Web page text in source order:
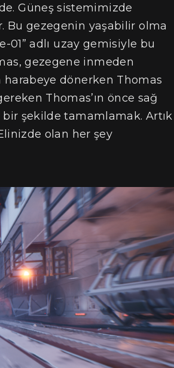
Güneş sistemimizde
Bu gezegenin yaşabilir olma
01” adlı uzay gemisiyle bu
gezegene inmeden
dönerken Thomas
Thomas’ın önce sağ
şekilde tamamlamak. Artık
olan her şey